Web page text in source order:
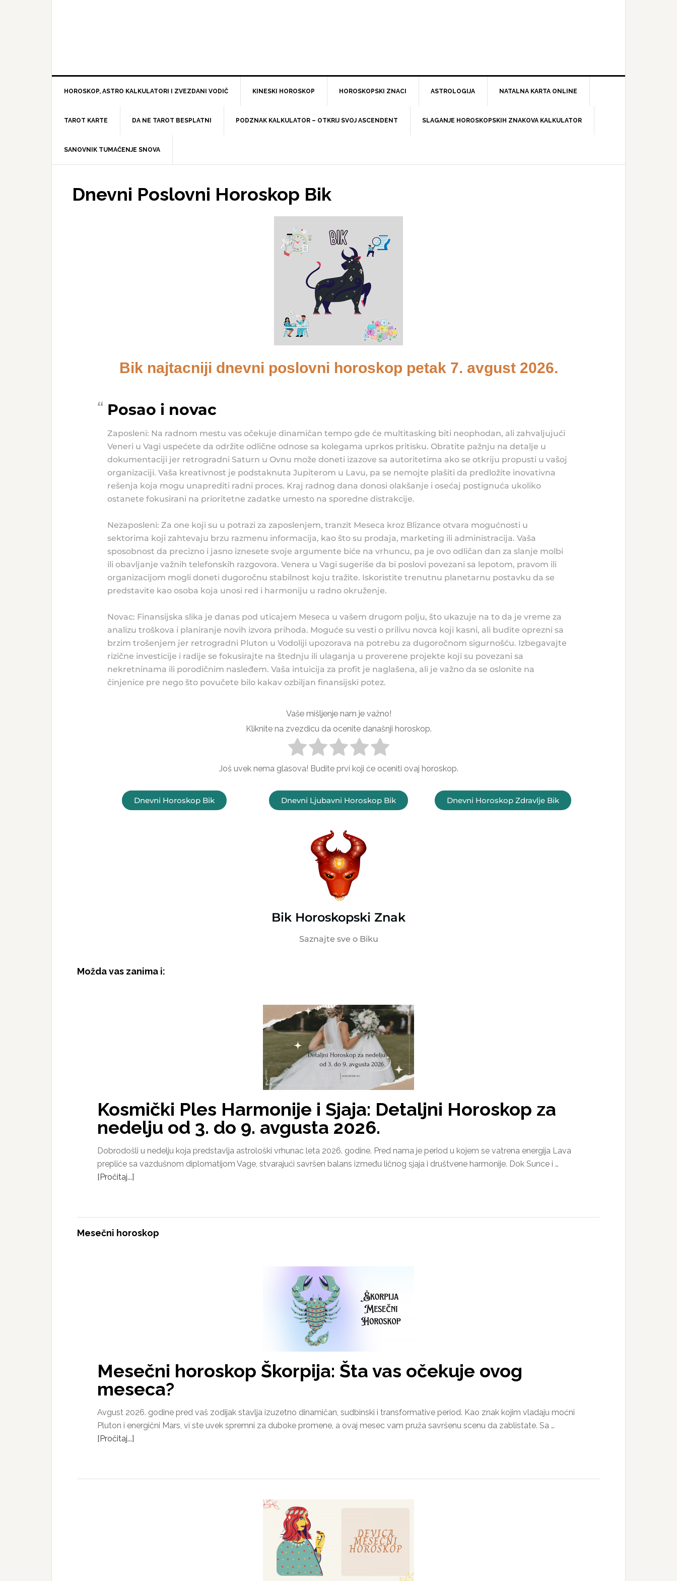
HOROSKOP, ASTRO KALKULATORI I ZVEZDANI VODIČ KINESKI HOROSKOP HOROSKOPSKI ZNACI ASTROLOGIJA NATALNA KARTA ONLINE
TAROT KARTE DA NE TAROT BESPLATNI PODZNAK KALKULATOR – OTKRIJ SVOJ ASCENDENT SLAGANJE HOROSKOPSKIH ZNAKOVA KALKULATOR
SANOVNIK TUMAČENJE SNOVA
Dnevni Poslovni Horoskop Bik
Bik najtacniji dnevni poslovni horoskop petak 7. avgust 2026.
Posao i novac
Zaposleni: Na radnom mestu vas očekuje dinamičan tempo gde će multitasking biti neophodan, ali zahvaljujući
Veneri u Vagi uspećete da održite odlične odnose sa kolegama uprkos pritisku. Obratite pažnju na detalje u
dokumentaciji jer retrogradni Saturn u Ovnu može doneti izazove sa autoritetima ako se otkriju propusti u vašoj
organizaciji. Vaša kreativnost je podstaknuta Jupiterom u Lavu, pa se nemojte plašiti da predložite inovativna
rešenja koja mogu unaprediti radni proces. Kraj radnog dana donosi olakšanje i osećaj postignuća ukoliko
ostanete fokusirani na prioritetne zadatke umesto na sporedne distrakcije.
Nezaposleni: Za one koji su u potrazi za zaposlenjem, tranzit Meseca kroz Blizance otvara mogućnosti u
sektorima koji zahtevaju brzu razmenu informacija, kao što su prodaja, marketing ili administracija. Vaša
sposobnost da precizno i jasno iznesete svoje argumente biće na vrhuncu, pa je ovo odličan dan za slanje molbi
ili obavljanje važnih telefonskih razgovora. Venera u Vagi sugeriše da bi poslovi povezani sa lepotom, pravom ili
organizacijom mogli doneti dugoročnu stabilnost koju tražite. Iskoristite trenutnu planetarnu postavku da se
predstavite kao osoba koja unosi red i harmoniju u radno okruženje.
Novac: Finansijska slika je danas pod uticajem Meseca u vašem drugom polju, što ukazuje na to da je vreme za
analizu troškova i planiranje novih izvora prihoda. Moguće su vesti o prilivu novca koji kasni, ali budite oprezni sa
brzim trošenjem jer retrogradni Pluton u Vodoliji upozorava na potrebu za dugoročnom sigurnošću. Izbegavajte
rizične investicije i radije se fokusirajte na štednju ili ulaganja u proverene projekte koji su povezani sa
nekretninama ili porodičnim nasleđem. Vaša intuicija za profit je naglašena, ali je važno da se oslonite na
činjenice pre nego što povučete bilo kakav ozbiljan finansijski potez.
Vaše mišljenje nam je važno!
Kliknite na zvezdicu da ocenite današnji horoskop.
Još uvek nema glasova! Budite prvi koji će oceniti ovaj horoskop.
Dnevni Horoskop Bik Dnevni Ljubavni Horoskop Bik Dnevni Horoskop Zdravlje Bik
Bik Horoskopski Znak
Saznajte sve o Biku
Možda vas zanima i:
Kosmički Ples Harmonije i Sjaja: Detaljni Horoskop za
nedelju od 3. do 9. avgusta 2026.
Dobrodošli u nedelju koja predstavlja astrološki vrhunac leta 2026. godine. Pred nama je period u kojem se vatrena energija Lava
prepliće sa vazdušnom diplomatijom Vage, stvarajući savršen balans između ličnog sjaja i društvene harmonije. Dok Sunce i …
[Pročitaj...]
Mesečni horoskop
Mesečni horoskop Škorpija: Šta vas očekuje ovog
meseca?
Avgust 2026. godine pred vaš zodijak stavlja izuzetno dinamičan, sudbinski i transformative period. Kao znak kojim vladaju moćni
Pluton i energični Mars, vi ste uvek spremni za duboke promene, a ovaj mesec vam pruža savršenu scenu da zablistate. Sa …
[Pročitaj...]